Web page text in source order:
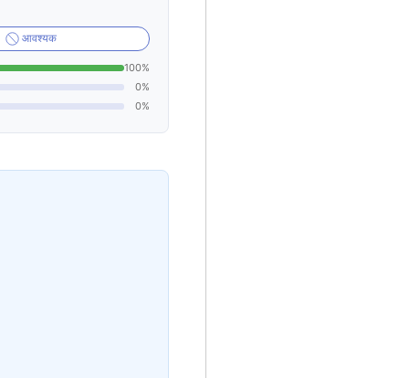
आवश्यक
100%
0%
0%